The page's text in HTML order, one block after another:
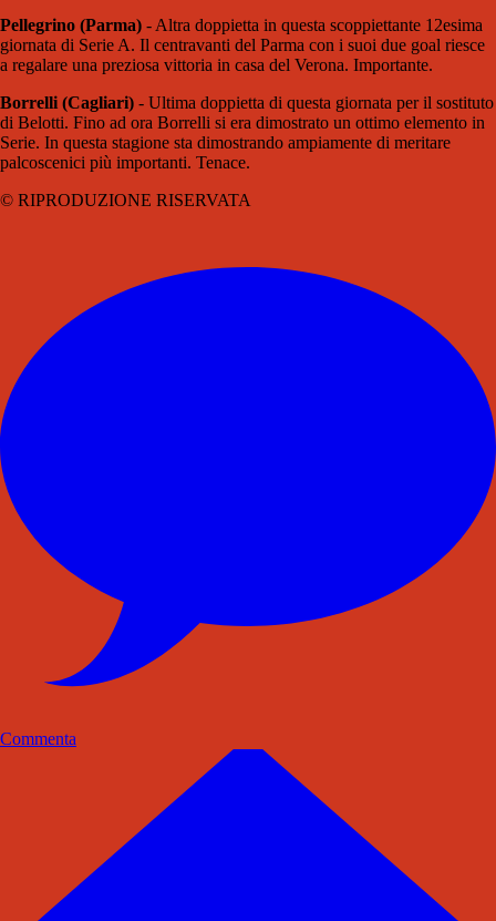
Pellegrino (Parma) - Altra doppietta in questa scoppiettante 12esima
giornata di Serie A. Il centravanti del Parma con i suoi due goal riesce
a regalare una preziosa vittoria in casa del Verona. Importante.
Borrelli (Cagliari) - Ultima doppietta di questa giornata per il sostituto
di Belotti. Fino ad ora Borrelli si era dimostrato un ottimo elemento in
Serie. In questa stagione sta dimostrando ampiamente di meritare
palcoscenici più importanti. Tenace.
© RIPRODUZIONE RISERVATA
Commenta